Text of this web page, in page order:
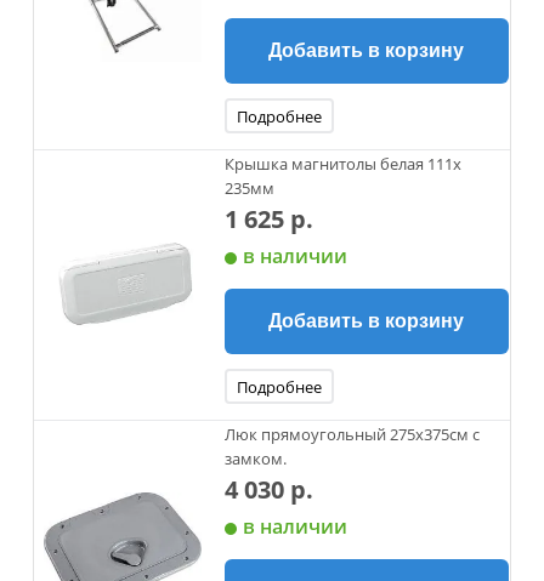
Добавить в корзину
Подробнее
Крышка магнитолы белая 111х
235мм
1 625 р.
в наличии
Добавить в корзину
Подробнее
Люк прямоугольный 275х375см с
замком.
4 030 р.
в наличии